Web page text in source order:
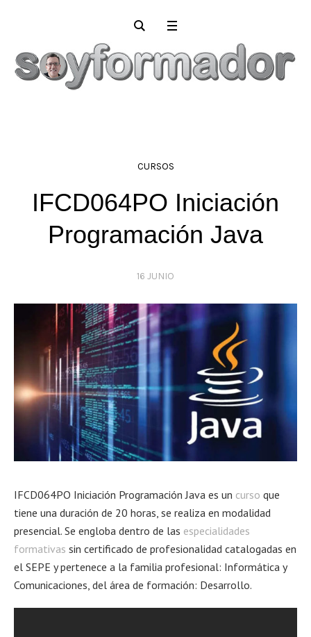
CURSOS
IFCD064PO Iniciación
Programación Java
16 JUNIO
IFCD064PO Iniciación Programación Java es un curso que
tiene una duración de 20 horas, se realiza en modalidad
presencial. Se engloba dentro de las especialidades
formativas sin certificado de profesionalidad catalogadas en
el SEPE y pertenece a la familia profesional: Informática y
Comunicaciones, del área de formación: Desarrollo.